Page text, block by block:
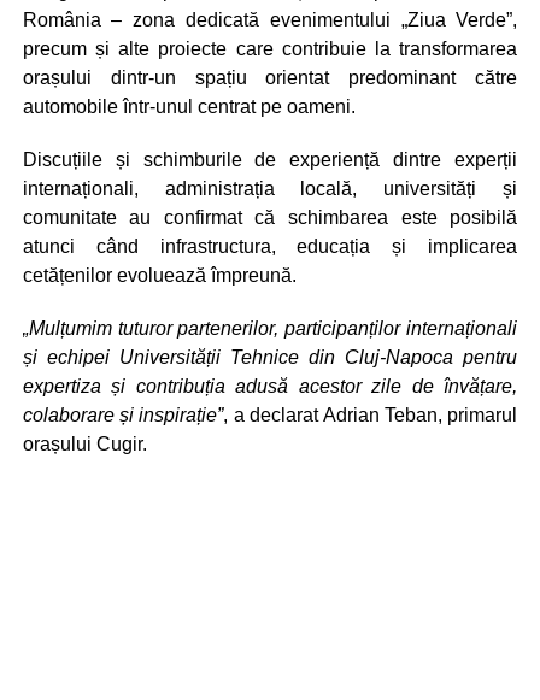
România – zona dedicată evenimentului „Ziua Verde”,
precum și alte proiecte care contribuie la transformarea
orașului dintr-un spațiu orientat predominant către
automobile într-unul centrat pe oameni.
Discuțiile și schimburile de experiență dintre experții
internaționali, administrația locală, universități și
comunitate au confirmat că schimbarea este posibilă
atunci când infrastructura, educația și implicarea
cetățenilor evoluează împreună.
„Mulțumim tuturor partenerilor, participanților internaționali
și echipei Universității Tehnice din Cluj-Napoca pentru
expertiza și contribuția adusă acestor zile de învățare,
colaborare și inspirație”, a declarat Adrian Teban, primarul
orașului Cugir.